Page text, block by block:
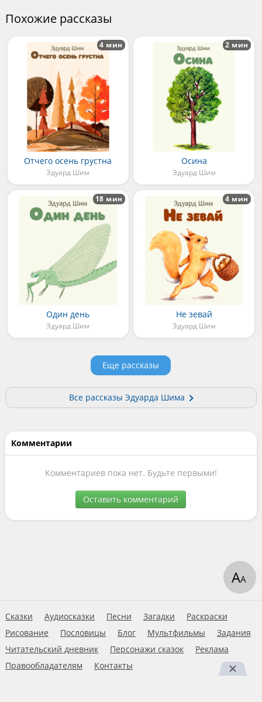
Похожие рассказы
Отчего осень грустна
Эдуард Шим
4 мин
Осина
Эдуард Шим
2 мин
Один день
Эдуард Шим
18 мин
Не зевай
Эдуард Шим
4 мин
Еще рассказы
Все рассказы Эдуарда Шима
Комментарии
Комментариев пока нет. Будьте первыми!
Оставить комментарий
Сказки Аудиосказки Песни Загадки
Раскраски
Рисование
Пословицы Блог Мультфильмы
Задания
Читательский дневник
Персонажи сказок
Реклама
Правообладателям
Контакты
АА